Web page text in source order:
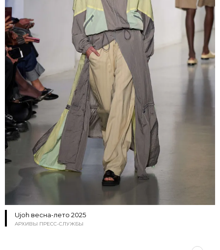
Ujoh весна-лето 2025
АРХИВЫ ПРЕСС-СЛУЖБЫ